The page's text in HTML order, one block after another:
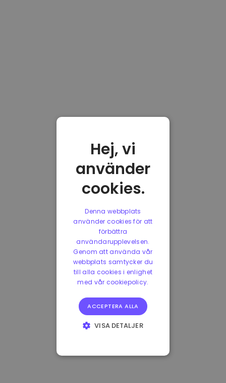
Hej, vi
använder
cookies.
Denna webbplats
använder cookies för att
förbättra
användarupplevelsen.
Genom att använda vår
webbplats samtycker du
till alla cookies i enlighet
med vår cookiepolicy.
ACCEPTERA ALLA
VISA DETALJER